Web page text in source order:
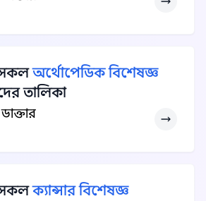
সকলঅর্থোপেডিক বিশেষজ্ঞ
তালিকা
সকলক্যান্সার বিশেষজ্ঞ